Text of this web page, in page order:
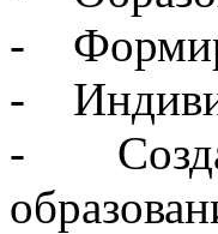
-
-
-